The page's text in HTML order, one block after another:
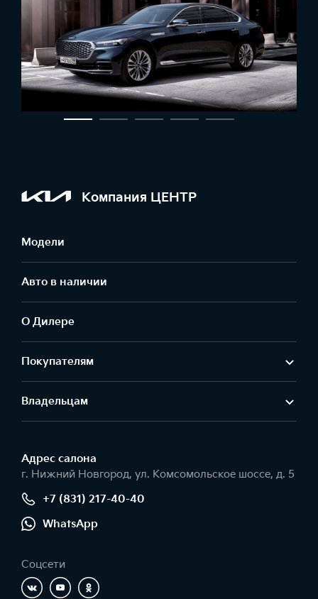
Компания ЦЕНТР
Модели
Авто в наличии
О Дилере
Покупателям
Владельцам
Адрес салонa
г. Нижний Новгород, ул. Комсомольское шоссе, д. 5
+7 (831) 217-40-40
WhatsApp
Соцсети